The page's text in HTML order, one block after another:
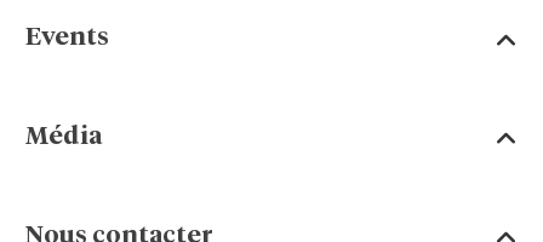
Events
Média
Nous contacter